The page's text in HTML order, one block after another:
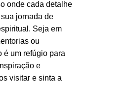
onde cada detalhe
jornada de
Seja em
ou
é um refúgio para
e
visitar e sinta a